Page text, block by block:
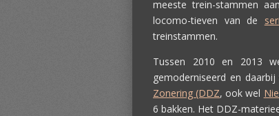
meeste trein-stammen
locomo-tieven van de
treinstammen.
Tussen 2010 en 2013
gemoderniseerd en
Zonering (DDZ, ook wel
6 bakken. Het DDZ-